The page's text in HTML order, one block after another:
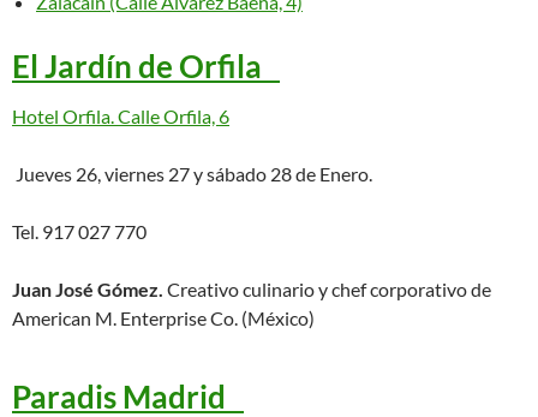
El Jardín de Orfila
Hotel Orfila. Calle Orfila, 6
Jueves 26, viernes 27 y sábado 28 de Enero.
Tel. 917 027 770
Juan José Gómez. Creativo culinario y chef corporativo de
American M. Enterprise Co. (México)
Paradis Madrid